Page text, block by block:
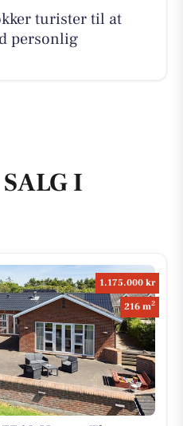
turister til at
personlig
I
1.175.000 kr
216 m2